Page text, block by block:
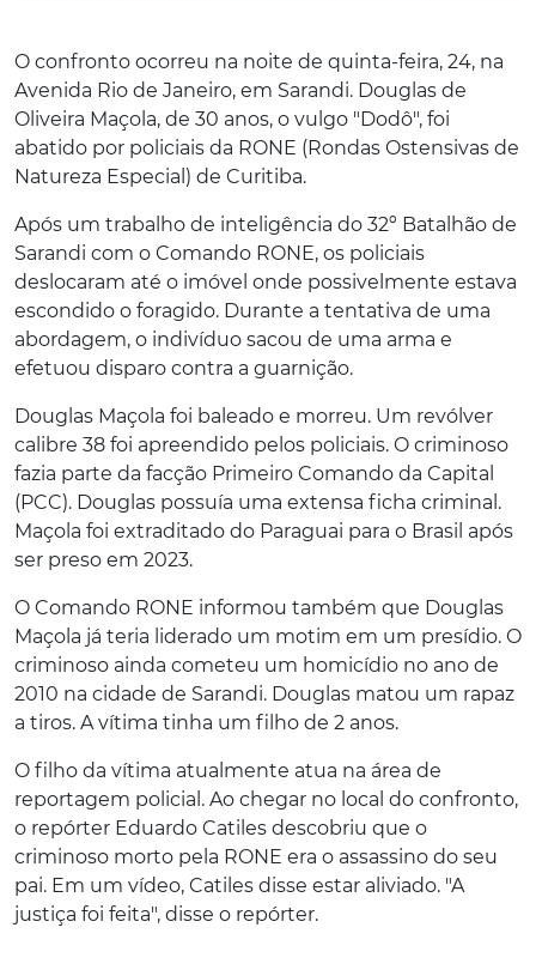
O confronto ocorreu na noite de quinta-feira, 24, na
Avenida Rio de Janeiro, em Sarandi. Douglas de
Oliveira Maçola, de 30 anos, o vulgo "Dodô", foi
abatido por policiais da RONE (Rondas Ostensivas de
Natureza Especial) de Curitiba.
Após um trabalho de inteligência do 32º Batalhão de
Sarandi com o Comando RONE, os policiais
deslocaram até o imóvel onde possivelmente estava
escondido o foragido. Durante a tentativa de uma
abordagem, o indivíduo sacou de uma arma e
efetuou disparo contra a guarnição.
Douglas Maçola foi baleado e morreu. Um revólver
calibre 38 foi apreendido pelos policiais. O criminoso
fazia parte da facção Primeiro Comando da Capital
(PCC). Douglas possuía uma extensa ficha criminal.
Maçola foi extraditado do Paraguai para o Brasil após
ser preso em 2023.
O Comando RONE informou também que Douglas
Maçola já teria liderado um motim em um presídio. O
criminoso ainda cometeu um homicídio no ano de
2010 na cidade de Sarandi. Douglas matou um rapaz
a tiros. A vítima tinha um filho de 2 anos.
O filho da vítima atualmente atua na área de
reportagem policial. Ao chegar no local do confronto,
o repórter Eduardo Catiles descobriu que o
criminoso morto pela RONE era o assassino do seu
pai. Em um vídeo, Catiles disse estar aliviado. "A
justiça foi feita", disse o repórter.